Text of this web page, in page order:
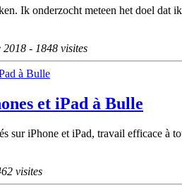
Ik onderzocht meteen het doel
2018 - 1848 visites
et iPad à Bulle
sur iPhone et iPad, travail efficace à
visites